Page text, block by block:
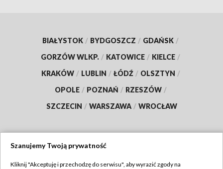
BIAŁYSTOK / BYDGOSZCZ / GDAŃSK /
GORZÓW WLKP. / KATOWICE / KIELCE /
KRAKÓW / LUBLIN / ŁÓDŹ / OLSZTYN /
OPOLE / POZNAŃ / RZESZÓW /
SZCZECIN / WARSZAWA / WROCŁAW
Szanujemy Twoją prywatność
Kliknij "Akceptuję i przechodzę do serwisu", aby wyrazić zgody na